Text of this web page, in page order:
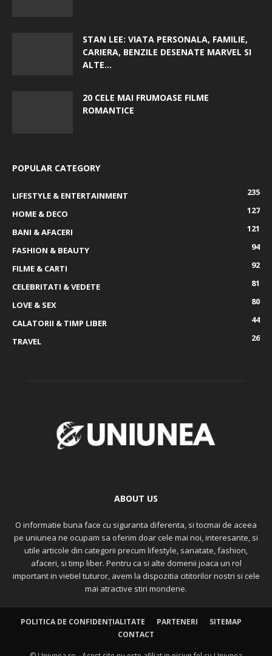
STAN LEE: VIATA PERSONALA, FAMILIE,
CARIERA, BENZILE DESENATE MARVEL SI
ALTE...
20 CELE MAI FRUMOASE FILME
ROMANTICE
POPULAR CATEGORY
LIFESTYLE & ENTERTAINMENT
235
HOME & DECO
127
BANI & AFACERI
121
FASHION & BEAUTY
94
FILME & CARTI
92
CELEBRITATI & VEDETE
81
LOVE & SEX
80
CALATORII & TIMP LIBER
44
TRAVEL
26
ABOUT US
O informatie buna face cu siguranta diferenta, si tocmai de aceea
pe uniunea ne ocupam sa oferim doar cele mai noi, interesante, si
utile articole din categorii precum lifestyle, sanatate, fashion,
afaceri, si timp liber. Pentru ca si alte domenii joaca un rol
important in vietiel tuturor, avem la dispozitia cititorilor nostri si cele
mai atractive stiri mondene.
POLITICA DE CONFIDENȚIALITATE PARTENERI
SITEMAP
CONTACT